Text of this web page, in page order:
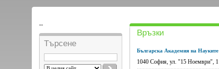
--
Търсене
Връзки
Българска Академия на Науките
1040 София, ул. "15 Ноември", 1